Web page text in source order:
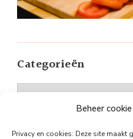
Beheer
Privacy en cookies: Deze site maakt
Categorieën
Categorieën